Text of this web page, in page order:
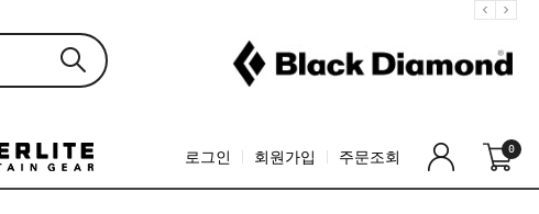
로그인 회원가입 주문조회 0